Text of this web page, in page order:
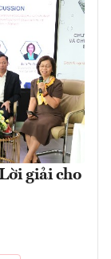
giải cho